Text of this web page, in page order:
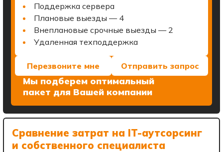
Поддержка сервера
Плановые выезды — 4
Внеплановые срочные выезды — 2
Удаленная техподдержка
Перезвоните мне Отправить запрос
Мы подберем оптимальный
пакет для Вашей компании
Сравнение затрат на IT-аутсорсинг
и собственного специалиста